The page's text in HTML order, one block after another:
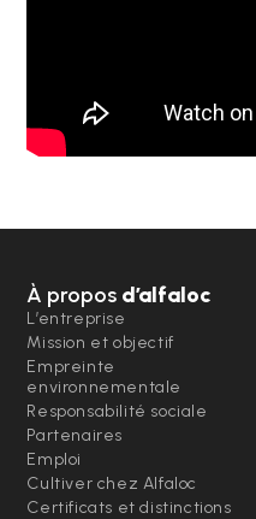
À propos d’alfaloc
L’entreprise
Mission et objectif
Empreinte
environnementale
Responsabilité sociale
Partenaires
Emploi
Cultiver chez Alfaloc
Certificats et distinctions